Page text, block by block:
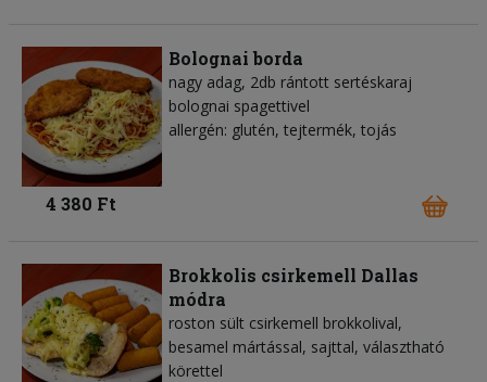
Bolognai borda
nagy adag, 2db rántott sertéskaraj
bolognai spagettivel
allergén: glutén, tejtermék, tojás
4 380 Ft
Brokkolis csirkemell Dallas
módra
roston sült csirkemell brokkolival,
besamel mártással, sajttal, választható
körettel